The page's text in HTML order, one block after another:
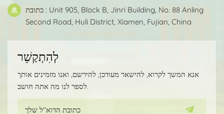
כתובת : Unit 905, Block B, Jinri Building, No. 88 Anling
Second Road, Huli District, Xiamen, Fujian, China
לְהִתְקַשֵׁר
אנא המשך לקרוא, להישאר מעודכן, להירשם, ואנו מזמינים אותך
לספר לנו מה אתה חושב.